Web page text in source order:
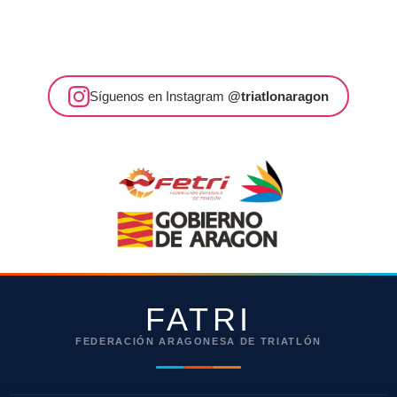
Síguenos en Instagram @triatlonaragon
FATRI
FEDERACIÓN ARAGONESA DE TRIATLÓN